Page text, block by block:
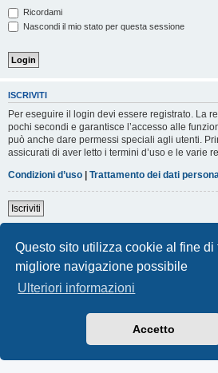
Questo sito utilizza cookie al fine di
migliore navigazione possibile
Ulteriori informazioni
Accetto
Ricordami
Nascondi il mio stato per questa sessione
ISCRIVITI
Per eseguire il login devi essere registrato. La
pochi secondi e garantisce l’accesso alle
può anche dare permessi speciali agli utenti.
assicurati di aver letto i termini d’uso e le varie
Condizioni d’uso | Trattamento dei dati
Iscriviti
Indice Cancella
Contattaci
Traduzione Italiana